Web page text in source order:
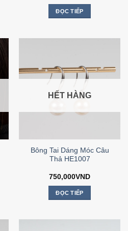
ĐỌC TIẾP
HẾT HÀNG
Bông Tai Dáng Móc Câu
Thả HE1007
750,000VND
ĐỌC TIẾP